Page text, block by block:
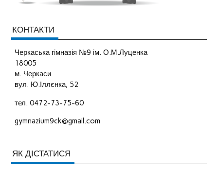
КОНТАКТИ
Черкаська гімназія №9 ім. О.М.Луценка
18005
м. Черкаси
вул. Ю.Іллєнка, 52
тел. 0472-73-75-60
gymnazium9ck@gmail.com
ЯК ДІСТАТИСЯ